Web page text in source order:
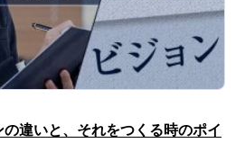
違いと、それをつくる時のポイ